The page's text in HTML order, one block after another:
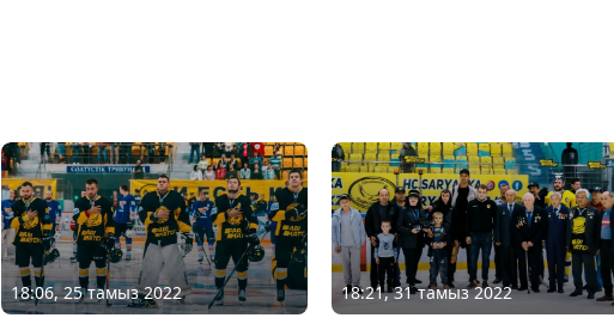
18:06, 25 тамыз 2022 18:21, 31 тамыз 2022